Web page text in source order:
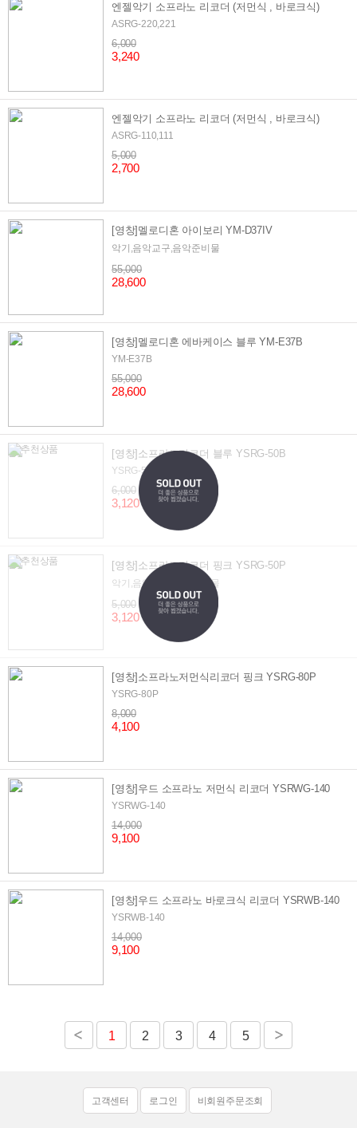
엔젤악기 소프라노 리코더 (저먼식 , 바로크식)
ASRG-220,221
6,000
3,240
엔젤악기 소프라노 리코더 (저먼식 , 바로크식)
ASRG-110,111
5,000
2,700
[영창]멜로디혼 아이보리 YM-D37IV
악기,음악교구,음악준비물
55,000
28,600
[영창]멜로디혼 에바케이스 블루 YM-E37B
YM-E37B
55,000
28,600
[영창]소프라노리코더 블루 YSRG-50B
YSRG-50B
6,000
3,120
[영창]소프라노리코더 핑크 YSRG-50P
악기,음악교구,음악준비물
5,000
3,120
[영창]소프라노저먼식리코더 핑크 YSRG-80P
YSRG-80P
8,000
4,100
[영창]우드 소프라노 저먼식 리코더 YSRWG-140
YSRWG-140
14,000
9,100
[영창]우드 소프라노 바로크식 리코더 YSRWB-140
YSRWB-140
14,000
9,100
1 2 3 4 5
고객센터 로그인 비회원주문조회